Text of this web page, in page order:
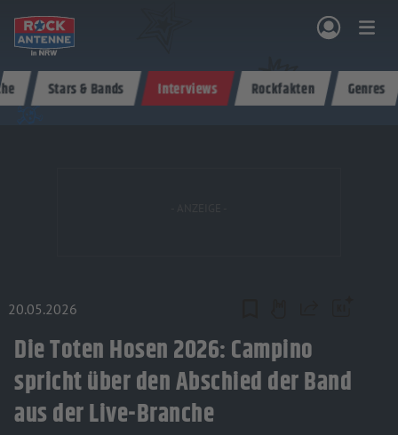
& PROGRAMM AKTIONEN & KONZERTE MUSIK ROCKCOMMUNITY SHOPPEN
Stars & Bands Interviews Rockfakten Genres
20.05.2026
Die Toten Hosen 2026: Campino
spricht über den Abschied der Band
aus der Live-Branche